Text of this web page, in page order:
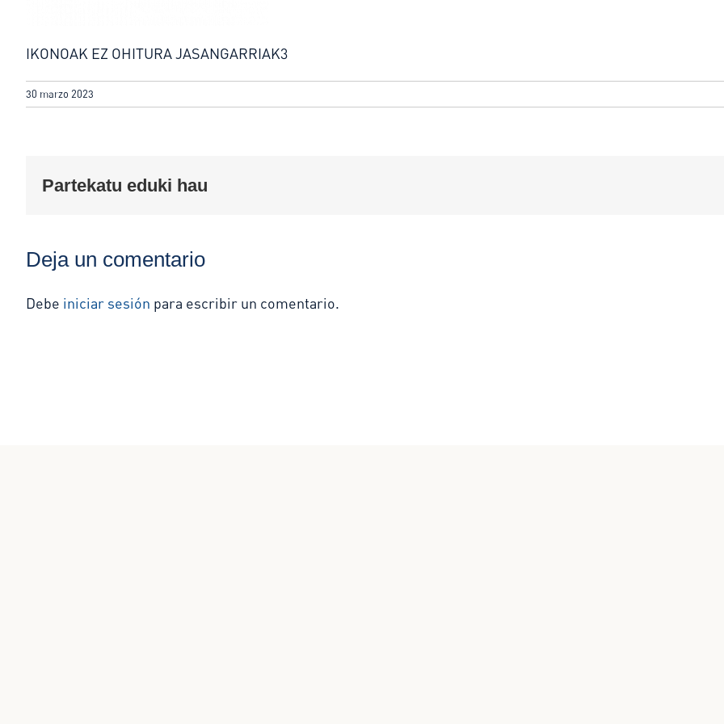
IKONOAK EZ OHITURA JASANGARRIAK3
30 marzo 2023
Partekatu eduki hau
Deja un comentario
Debe iniciar sesión para escribir un comentario.